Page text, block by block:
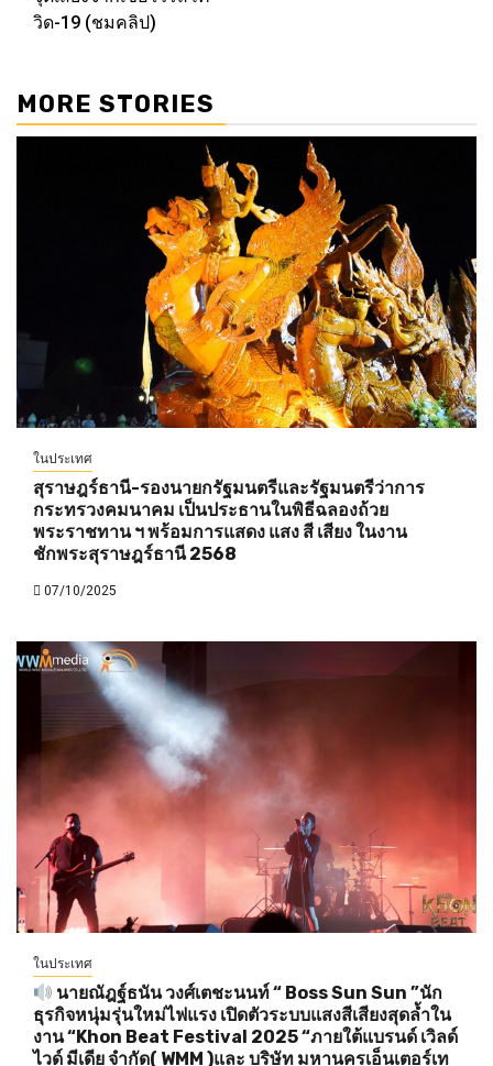
วิด-19 (ชมคลิป)
MORE STORIES
ในประเทศ
สุราษฎร์ธานี-รองนายกรัฐมนตรีและรัฐมนตรีว่าการ
กระทรวงคมนาคม เป็นประธานในพิธีฉลองถ้วย
พระราชทาน ฯ พร้อมการแสดง แสง สี เสียง ในงาน
ชักพระสุราษฎร์ธานี 2568
07/10/2025
ในประเทศ
นายณัฎฐ์ธนัน วงศ์เตชะนนท์ “ Boss Sun Sun ”นัก
ธุรกิจหนุ่มรุ่นใหม่ไฟแรง เปิดตัวระบบแสงสีเสียงสุดล้ำใน
งาน “Khon Beat Festival 2025 “ภายใต้แบรนด์ เวิลด์
ไวด์ มีเดีย จำกัด( WMM )และ บริษัท มหานครเอ็นเตอร์เท